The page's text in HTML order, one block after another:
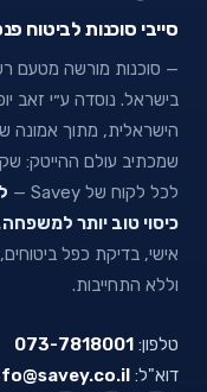
סייבי סוכנות לביטוח פנסיוני
— סוכנות מורשה מטעם
הישראלית, מתוך אמונה
שמכתיב עולם ההייטק:
לכל לקוח של Savey —
כיסוי טוב יותר למשפחה
אישי, בדיקת כפל
וללא התחייבות.
טלפון: 073-7818001
דוא"ל: